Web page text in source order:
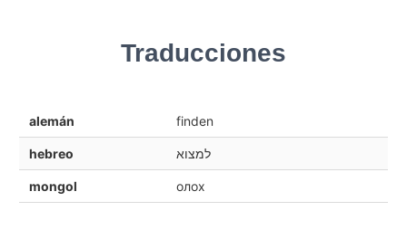
Traducciones
alemán finden
hebreo למצוא
mongol олох